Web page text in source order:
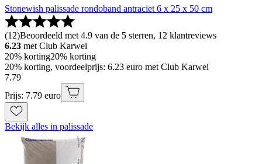
Stonewish palissade rondoband antraciet 6 x 25 x 50 cm
(12)Beoordeeld met 4.9 van de 5 sterren, 12 klantreviews
6.23 met Club Karwei
20% korting20% korting
20% korting, voordeelprijs: 6.23 euro met Club Karwei
7.79
Prijs: 7.79 euro
Bekijk alles in palissade